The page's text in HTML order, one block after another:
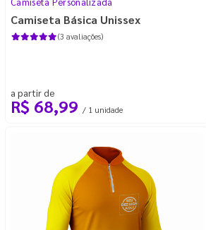
Camiseta Básica Unissex
(3 avaliações)
a partir de
R$ 68,99 / 1 unidade